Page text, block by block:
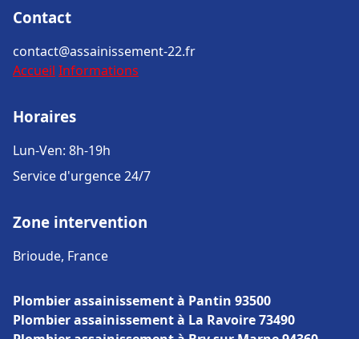
Contact
contact@assainissement-22.fr
Accueil Informations
Horaires
Lun-Ven: 8h-19h
Service d'urgence 24/7
Zone intervention
Brioude, France
Plombier assainissement à Pantin 93500
Plombier assainissement à La Ravoire 73490